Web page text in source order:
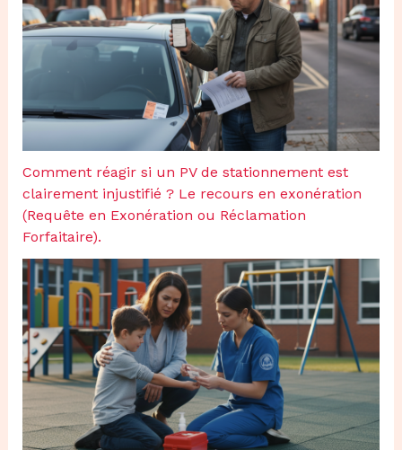
Comment réagir si un PV de stationnement est
clairement injustifié ? Le recours en exonération
(Requête en Exonération ou Réclamation
Forfaitaire).